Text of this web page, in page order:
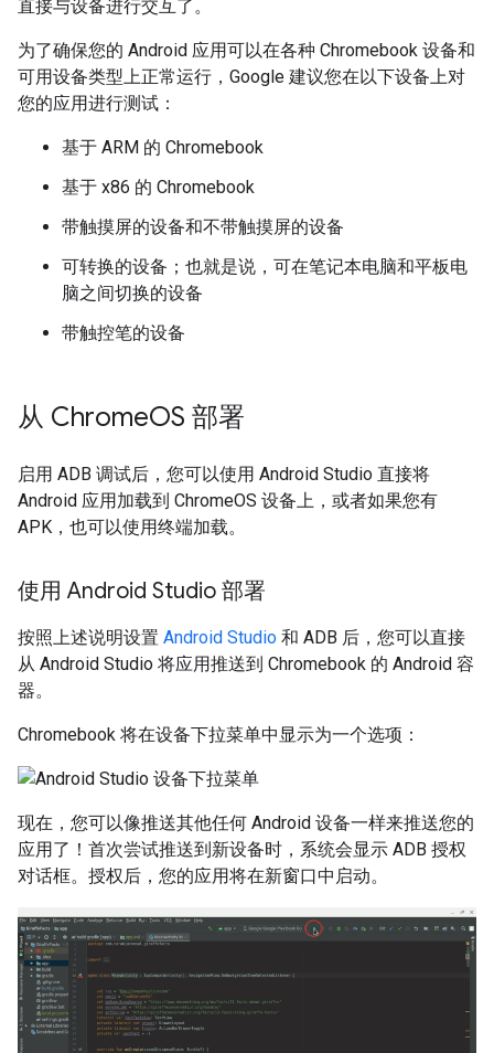
直接与设备进行交互了。
为了确保您的 Android 应用可以在各种 Chromebook 设备和
可用设备类型上正常运行，Google 建议您在以下设备上对
您的应用进行测试：
基于 ARM 的 Chromebook
基于 x86 的 Chromebook
带触摸屏的设备和不带触摸屏的设备
可转换的设备；也就是说，可在笔记本电脑和平板电
脑之间切换的设备
带触控笔的设备
从 ChromeOS 部署
启用 ADB 调试后，您可以使用 Android Studio 直接将
Android 应用加载到 ChromeOS 设备上，或者如果您有
APK，也可以使用终端加载。
使用 Android Studio 部署
按照上述说明设置 Android Studio 和 ADB 后，您可以直接
从 Android Studio 将应用推送到 Chromebook 的 Android 容
器。
Chromebook 将在设备下拉菜单中显示为一个选项：
现在，您可以像推送其他任何 Android 设备一样来推送您的
应用了！首次尝试推送到新设备时，系统会显示 ADB 授权
对话框。授权后，您的应用将在新窗口中启动。